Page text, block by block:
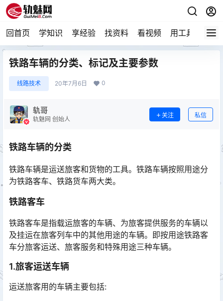
回首页 学知识 享经验 找资料 看视频 用工具 论技
铁路车辆的分类、标记及主要参数
线路技术 20年7月6日 0
轨哥
轨魅网 创始人
关注 私信
铁路车辆的分类
铁路车辆是运送旅客和货物的工具。铁路车辆按照用途分
为铁路客车、铁路货车两大类。
铁路客车
铁路客车是指载运旅客的车辆、为旅客提供服务的车辆以
及挂运在旅客列车中的其他用途的车辆。即按用途铁路客
车分旅客运送、旅客服务和特殊用途三种车辆。
1.旅客运送车辆
运送旅客用的车辆主要包括: